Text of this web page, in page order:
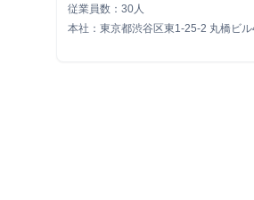
従業員数：30人
本社：東京都渋谷区東1-25-2 丸橋ビ